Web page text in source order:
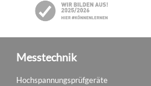
Messtechnik
Hochspannungsprüfgeräte